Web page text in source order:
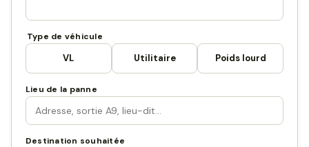
Type de véhicule
VL Utilitaire Poids lourd
Lieu de la panne
Destination souhaitée